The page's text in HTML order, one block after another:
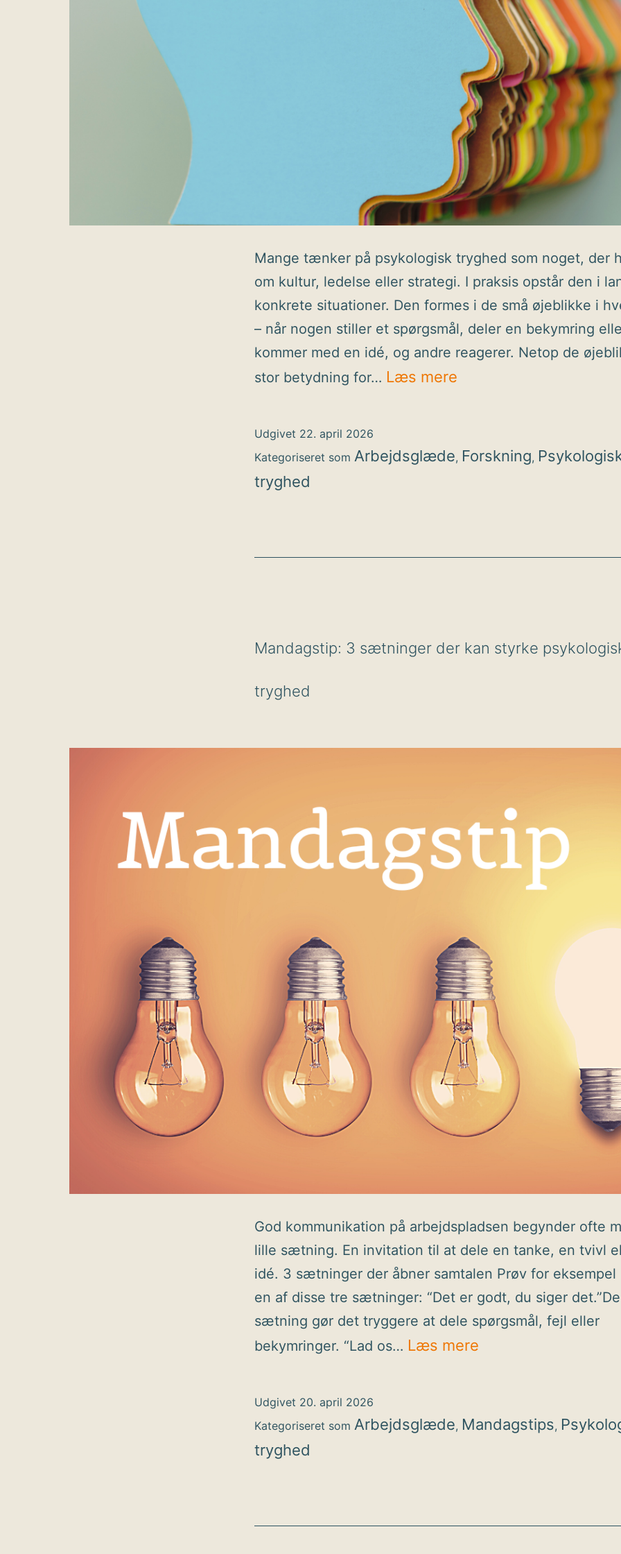
Mange tænker på psykologisk tryghed som noget, der
om kultur, ledelse eller strategi. I praksis opstår den i
konkrete situationer. Den formes i de små øjeblikke i
– når nogen stiller et spørgsmål, deler en bekymring
kommer med en idé, og andre reagerer. Netop de
stor betydning for… Læs mere
om
hverdagen
Udgivet 22. april 2026
Kategoriseret som Arbejdsglæde, Forskning,
tryghed
Mandagstip: 3 sætninger der kan styrke
tryghed
God kommunikation på arbejdspladsen begynder ofte
lille sætning. En invitation til at dele en tanke, en tvivl
idé. 3 sætninger der åbner samtalen Prøv for eksempel
en af disse tre sætninger: “Det er godt, du siger
sætning gør det tryggere at dele spørgsmål, fejl eller
bekymringer. “Lad os… Læs mere
der
tryghed
Udgivet 20. april 2026
Kategoriseret som Arbejdsglæde, Mandagstips,
tryghed